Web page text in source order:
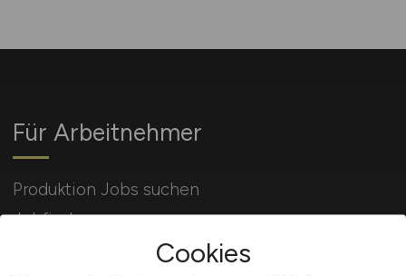
Für Arbeitnehmer
Produktion Jobs suchen
Jobfinder
Arbeitnehmer Registrierung
Cookies